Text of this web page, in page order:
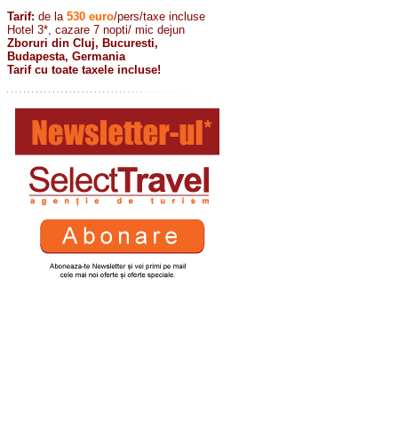
Tarif: de la 530 euro/pers/taxe incluse
Hotel 3*, cazare 7 nopti/ mic dejun
Zboruri din Cluj, Bucuresti,
Budapesta, Germania
Tarif cu toate taxele incluse!